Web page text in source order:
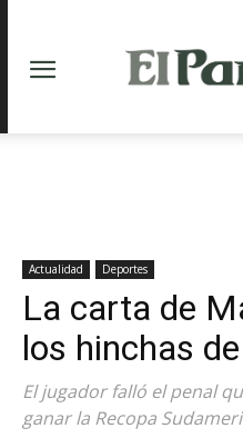
Actualidad Deportes
La carta de
los hinchas
El jugador falló el penal
ganar la Recopa